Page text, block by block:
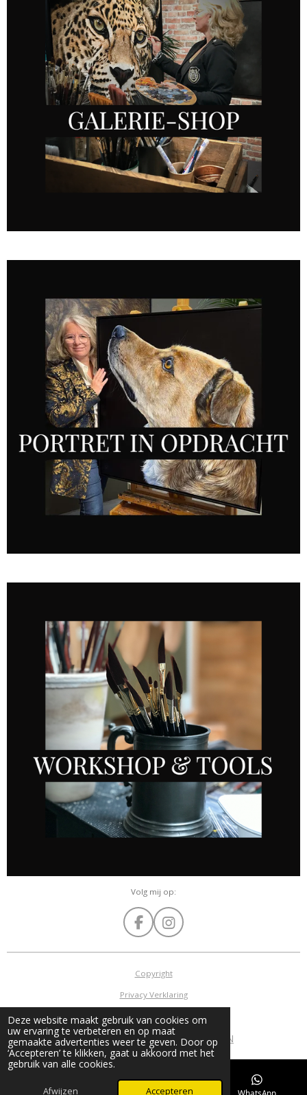
Deze website maakt gebruik van cookies om
uw ervaring te verbeteren en op maat
gemaakte advertenties weer te geven. Door op
‘Accepteren’ te klikken, gaat u akkoord met het
gebruik van alle cookies.
Afwijzen Accepteren
Volg mij op:
F
a
c
e
o
o
k
I
n
s
t
g
r
a
m
Copyright
Privacy Verklaring
Algemene voorwaarden
©2015 - 2026 GERRIE MATHIJSSEN